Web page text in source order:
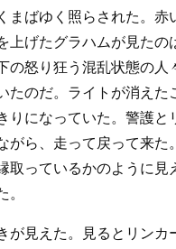
ばゆく照らされた。
げたグラハムが見た
怒り狂う混乱状態の
のだ。ライトが消え
になっていた。警護
ら、走って戻って来た
っているかのように
。
見えた。見るとリン